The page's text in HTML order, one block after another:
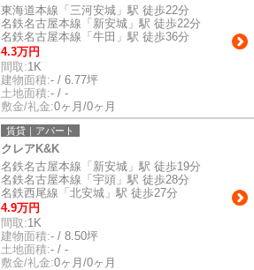
東海道本線「三河安城」駅 徒歩22分
名鉄名古屋本線「新安城」駅 徒歩22分
名鉄名古屋本線「牛田」駅 徒歩36分
4.3万円
間取:1K
建物面積:- / 6.77坪
土地面積:- / -
敷金/礼金:0ヶ月/0ヶ月
賃貸｜アパート
クレアK&K
名鉄名古屋本線「新安城」駅 徒歩19分
名鉄名古屋本線「宇頭」駅 徒歩28分
名鉄西尾線「北安城」駅 徒歩27分
4.9万円
間取:1K
建物面積:- / 8.50坪
土地面積:- / -
敷金/礼金:0ヶ月/0ヶ月